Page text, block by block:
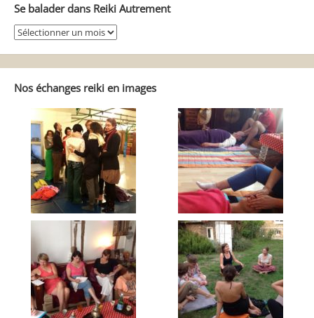
Se balader dans Reiki Autrement
Se
balader
dans
Reiki
Autrement
Nos échanges reiki en images